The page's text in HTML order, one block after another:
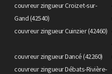
couvreur zingueur Croizet-sur-
Gand (42540)
couvreur zingueur Cuinzier (42460)
couvreur zingueur Dancé (42260)
couvreur zingueur Débats-Rivière-